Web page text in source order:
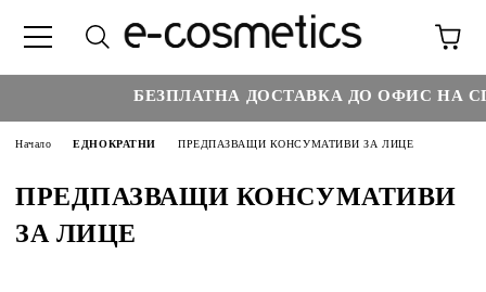
БЕЗПЛАТНА ДОСТАВКА ДО ОФИС НА
Начало ЕДНОКРАТНИ ПРЕДПАЗВАЩИ КОНСУМАТИВИ ЗА ЛИЦЕ
ПРЕДПАЗВАЩИ КОНСУМАТИВИ
ЗА ЛИЦЕ